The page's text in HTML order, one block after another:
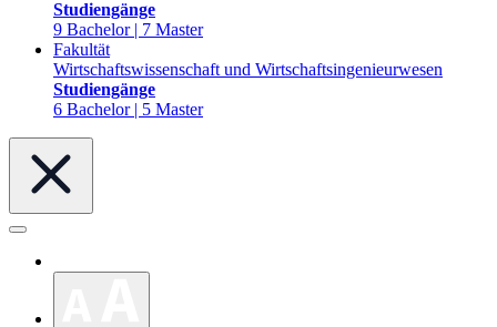
Studiengänge
9 Bachelor | 7 Master
Fakultät
Wirtschaftswissenschaft und Wirtschaftsingenieurwesen
Studiengänge
6 Bachelor | 5 Master